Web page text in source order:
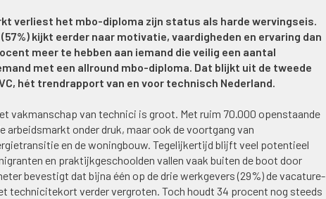
verliest het mbo-diploma zijn status als harde wervingseis.
kijkt eerder naar motivatie, vaardigheden en ervaring dan
meer te hebben aan iemand die veilig een aantal
met een allround mbo-diploma. Dat blijkt uit de tweede
hét trendrapport van en voor technisch Nederland.
vakmanschap van technici is groot. Met ruim 70.000 openstaande
onder druk, maar ook de voortgang van
en de woningbouw. Tegelijkertijd blijft veel potentieel
en praktijkgeschoolden vallen vaak buiten de boot door
bevestigt dat bijna één op de drie werkgevers (29%) de vacature-
technicitekort verder vergroten. Toch houdt 34 procent nog steeds